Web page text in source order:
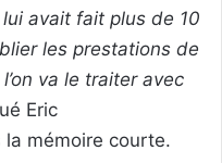
avait fait plus de 10
les prestations de
va le traiter avec
Eric
la mémoire courte.